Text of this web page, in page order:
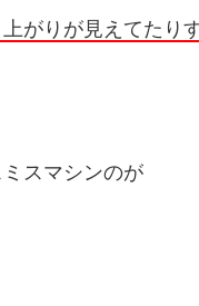
がりが見えてたり
スマシンのが